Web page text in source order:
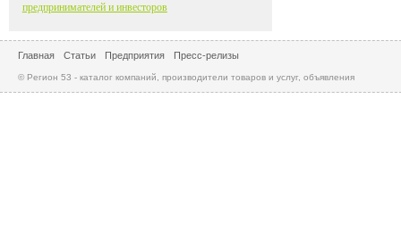
предпринимателей и инвесторов
Главная Статьи Предприятия Пресс-релизы
© Регион 53 - каталог компаний, производители товаров и услуг, объявления